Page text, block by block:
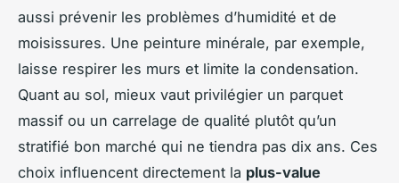
aussi prévenir les problèmes d’humidité et de
moisissures. Une peinture minérale, par exemple,
laisse respirer les murs et limite la condensation.
Quant au sol, mieux vaut privilégier un parquet
massif ou un carrelage de qualité plutôt qu’un
stratifié bon marché qui ne tiendra pas dix ans. Ces
choix influencent directement la plus-value